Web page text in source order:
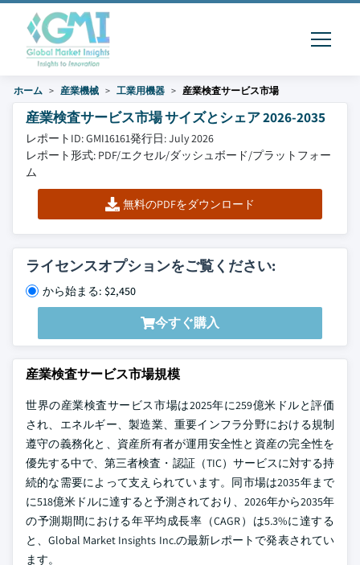
ホーム 産業機械 工業用機器 産業検査サービス市場
産業検査サービス市場 サイズとシェア 2026-2035
レポートID: GMI16161発行日: July 2026
レポート形式: PDF/エクセル/ダッシュボード/プラットフォー
ム
無料のPDFをダウンロード
ライセンスオプションをご覧ください:
から始まる: $2,450
今すぐ購入
産業検査サービス市場規模
世界の産業検査サービス市場は2025年に259億米ドルと評価
され、エネルギー、製造業、重要インフラ分野における規制
遵守の義務化と、資産所有者が運用安全性と資産の完全性を
優先する中で、第三者検査・認証（TIC）サービスに対する持
続的な需要によって支えられています。同市場は2035年まで
に518億米ドルに達すると予測されており、2026年から2035年
の予測期間における年平均成長率（CAGR）は5.3%に達する
と、Global Market Insights Inc.の最新レポートで発表されてい
ます。